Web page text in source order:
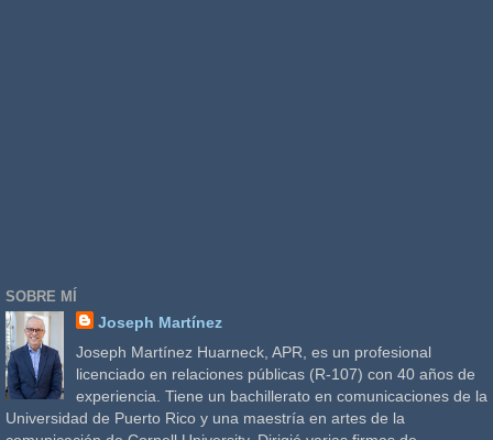
SOBRE MÍ
Joseph Martínez
Joseph Martínez Huarneck, APR, es un profesional
licenciado en relaciones públicas (R-107) con 40 años de
experiencia. Tiene un bachillerato en comunicaciones de la
Universidad de Puerto Rico y una maestría en artes de la